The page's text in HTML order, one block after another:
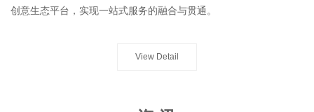
创意生态平台，实现一站式服务的融合与贯通。
View Detail